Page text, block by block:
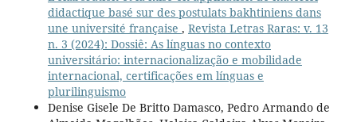
didactique basé sur des postulats bakhtiniens dans
une université française , Revista Letras Raras: v. 13
n. 3 (2024): Dossiê: As línguas no contexto
universitário: internacionalização e mobilidade
internacional, certificações em línguas e
plurilinguismo
Denise Gisele De Britto Damasco, Pedro Armando de